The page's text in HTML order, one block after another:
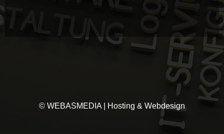
© WEBASMEDIA | Hosting & Webdesign